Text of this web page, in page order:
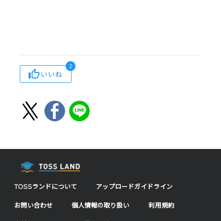
いいね
2
TOSSランドについて アップロードガイドライン
お問い合わせ 個人情報の取り扱い 利用規約